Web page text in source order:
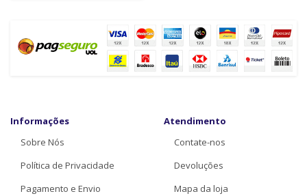
Informações
Sobre Nós
Política de Privacidade
Pagamento e Envio
Atendimento
Contate-nos
Devoluções
Mapa da loja